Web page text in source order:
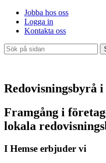
Jobba hos oss
Logga in
Kontakta oss
Redovisningsbyrå i
Framgång i
lokala
I Hemse erbjuder vi